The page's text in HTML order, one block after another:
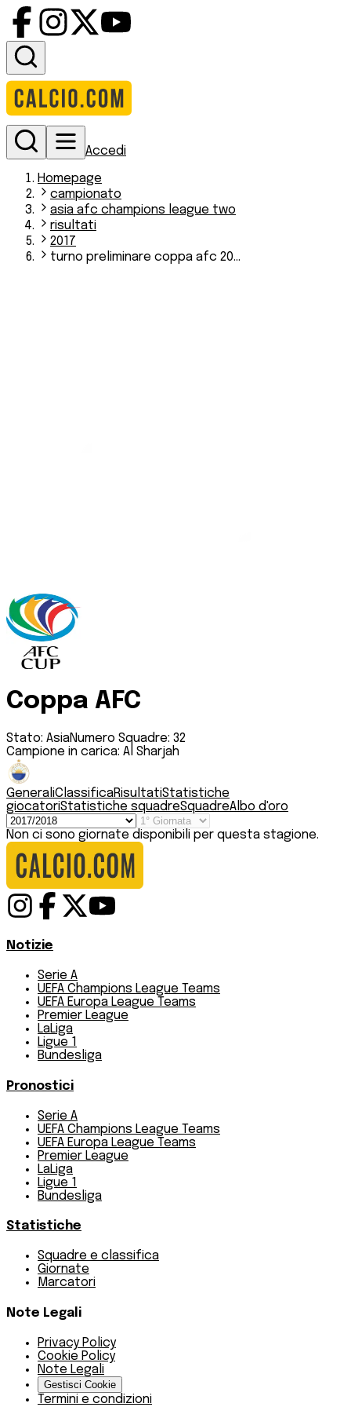
Accedi
Homepage
campionato
asia afc champions league two
risultati
2017
turno preliminare coppa afc 20...
Coppa AFC
Stato: AsiaNumero Squadre: 32
Campione in carica: Al Sharjah
GeneraliClassificaRisultatiStatistiche
giocatoriStatistiche squadreSquadreAlbo d'oro
Non ci sono giornate disponibili per questa stagione.
Notizie
Serie A
UEFA Champions League Teams
UEFA Europa League Teams
Premier League
LaLiga
Ligue 1
Bundesliga
Pronostici
Serie A
UEFA Champions League Teams
UEFA Europa League Teams
Premier League
LaLiga
Ligue 1
Bundesliga
Statistiche
Squadre e classifica
Giornate
Marcatori
Note Legali
Privacy Policy
Cookie Policy
Note Legali
Gestisci Cookie
Termini e condizioni